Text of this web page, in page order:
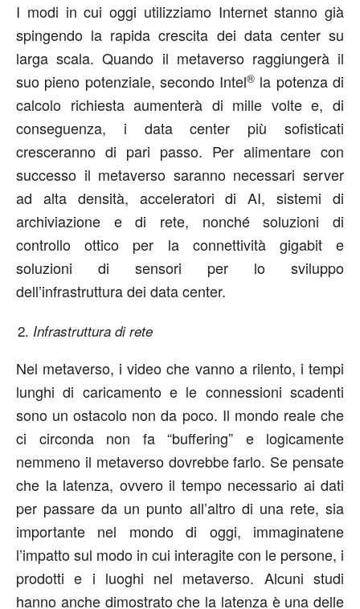
I modi in cui oggi utilizziamo Internet stanno già
spingendo la rapida crescita dei data center su
larga scala. Quando il metaverso raggiungerà il
suo pieno potenziale, secondo Intel® la potenza di
calcolo richiesta aumenterà di mille volte e, di
conseguenza, i data center più sofisticati
cresceranno di pari passo. Per alimentare con
successo il metaverso saranno necessari server
ad alta densità, acceleratori di AI, sistemi di
archiviazione e di rete, nonché soluzioni di
controllo ottico per la connettività gigabit e
soluzioni di sensori per lo sviluppo
dell’infrastruttura dei data center.
Infrastruttura di rete
Nel metaverso, i video che vanno a rilento, i tempi
lunghi di caricamento e le connessioni scadenti
sono un ostacolo non da poco. Il mondo reale che
ci circonda non fa “buffering” e logicamente
nemmeno il metaverso dovrebbe farlo. Se pensate
che la latenza, ovvero il tempo necessario ai dati
per passare da un punto all’altro di una rete, sia
importante nel mondo di oggi, immaginatene
l’impatto sul modo in cui interagite con le persone, i
prodotti e i luoghi nel metaverso. Alcuni studi
hanno anche dimostrato che la latenza è una delle